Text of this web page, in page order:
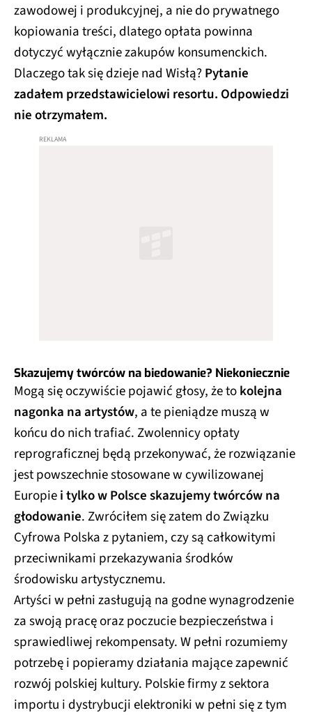
zawodowej i produkcyjnej, a nie do prywatnego
kopiowania treści, dlatego opłata powinna
dotyczyć wyłącznie zakupów konsumenckich.
Dlaczego tak się dzieje nad Wisłą?Pytanie
zadałem przedstawicielowi resortu. Odpowiedzi
nie otrzymałem.
Skazujemy twórców na biedowanie? Niekoniecznie
Mogą się oczywiście pojawić głosy, że tokolejna
nagonka na artystów, a te pieniądze muszą w
końcu do nich trafiać. Zwolennicy opłaty
reprograficznej będą przekonywać, że rozwiązanie
jest powszechnie stosowane w cywilizowanej
Europiei tylko w Polsce skazujemy twórców na
głodowanie. Zwróciłem się zatem do Związku
Cyfrowa Polska z pytaniem, czy są całkowitymi
przeciwnikami przekazywania środków
środowisku artystycznemu.
Artyści w pełni zasługują na godne wynagrodzenie
za swoją pracę oraz poczucie bezpieczeństwa i
sprawiedliwej rekompensaty. W pełni rozumiemy
potrzebę i popieramy działania mające zapewnić
rozwój polskiej kultury. Polskie firmy z sektora
importu i dystrybucji elektroniki w pełni się z tym